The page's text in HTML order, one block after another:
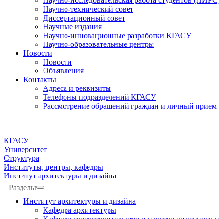
Научно-технический совет
Диссертационный совет
Научные издания
Научно-инновационные разработки КГАСУ
Научно-образовательные центры
Новости
Новости
Объявления
Контакты
Адреса и реквизиты
Телефоны подразделений КГАСУ
Рассмотрение обращений граждан и личный прием
КГАСУ
Университет
Структура
Институты, центры, кафедры
Институт архитектуры и дизайна
Разделы
Институт архитектуры и дизайна
Кафедра архитектуры